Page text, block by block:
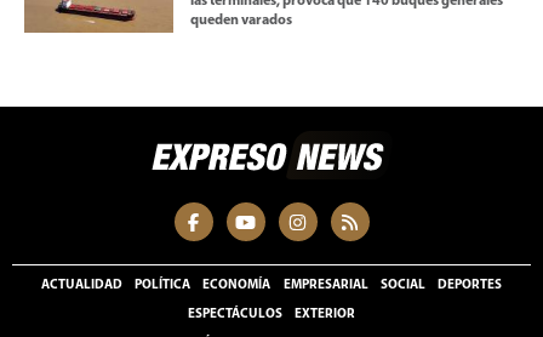
queden varados
ACTUALIDAD POLÍTICA ECONOMÍA EMPRESARIAL SOCIAL DEPORTES
ESPECTÁCULOS EXTERIOR